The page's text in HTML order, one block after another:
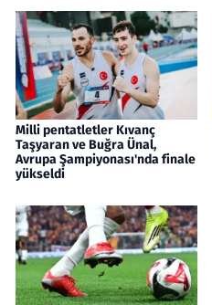
Milli pentatletler Kıvanç
Taşyaran ve Buğra Ünal,
Avrupa Şampiyonası'nda finale
yükseldi